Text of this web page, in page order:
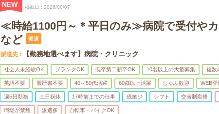
NEW 掲載日 2026/08/07
≪時給1100円～＊平日のみ≫病院で受付や
など
派遣
派遣先 【勤務地選べます】病院・クリニック
社会人未経験OK ブランクOK 既卒第二新卒OK 10名以上の大量募集 複数
英語不要 履歴書不要 40～50代活躍 60歳以上活躍 しゅふ歓迎 WEB登
週5日勤務 土日祝休 17時前までの仕事 残業少 シフト 交替制勤務
職場が禁煙 派遣多 自転車・バイクOK